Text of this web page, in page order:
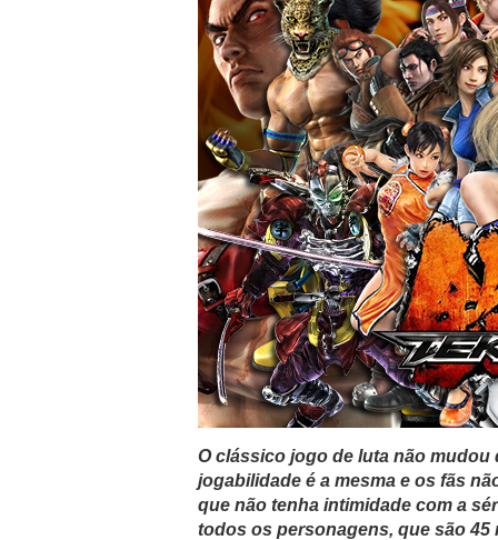
O clássico jogo de luta não
jogabilidade é a mesma e os fãs
que não tenha intimidade com a
todos os personagens, que são 45